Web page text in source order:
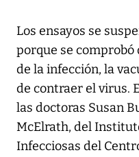
Los ensayos se
porque se
de la infección, la
de contraer el virus.
las doctoras Susan
McElrath, del
Infecciosas del